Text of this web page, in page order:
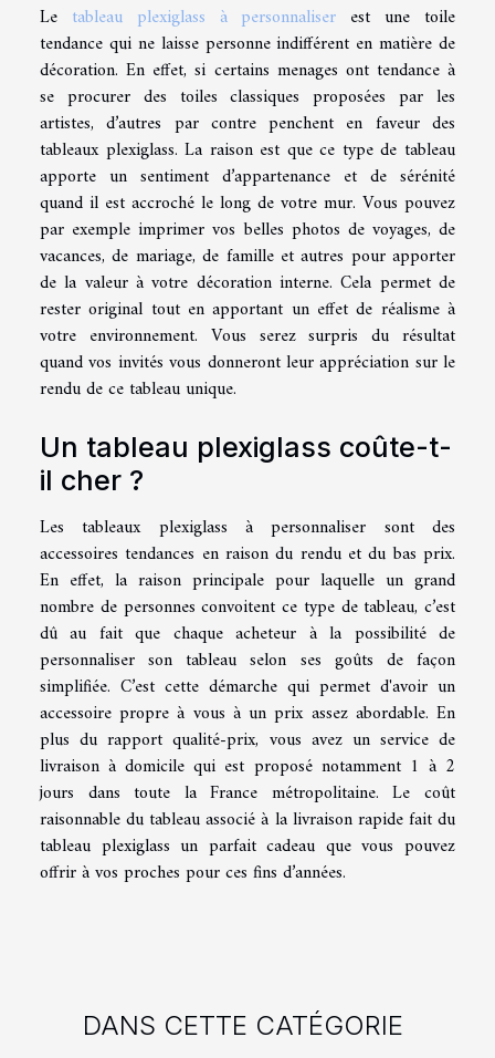
Le tableau plexiglass à personnaliser est une toile
tendance qui ne laisse personne indifférent en matière de
décoration. En effet, si certains menages ont tendance à
se procurer des toiles classiques proposées par les
artistes, d’autres par contre penchent en faveur des
tableaux plexiglass. La raison est que ce type de tableau
apporte un sentiment d’appartenance et de sérénité
quand il est accroché le long de votre mur. Vous pouvez
par exemple imprimer vos belles photos de voyages, de
vacances, de mariage, de famille et autres pour apporter
de la valeur à votre décoration interne. Cela permet de
rester original tout en apportant un effet de réalisme à
votre environnement. Vous serez surpris du résultat
quand vos invités vous donneront leur appréciation sur le
rendu de ce tableau unique.
Un tableau plexiglass coûte-t-
il cher ?
Les tableaux plexiglass à personnaliser sont des
accessoires tendances en raison du rendu et du bas prix.
En effet, la raison principale pour laquelle un grand
nombre de personnes convoitent ce type de tableau, c’est
dû au fait que chaque acheteur à la possibilité de
personnaliser son tableau selon ses goûts de façon
simplifiée. C’est cette démarche qui permet d'avoir un
accessoire propre à vous à un prix assez abordable. En
plus du rapport qualité-prix, vous avez un service de
livraison à domicile qui est proposé notamment 1 à 2
jours dans toute la France métropolitaine. Le coût
raisonnable du tableau associé à la livraison rapide fait du
tableau plexiglass un parfait cadeau que vous pouvez
offrir à vos proches pour ces fins d’années.
DANS CETTE CATÉGORIE